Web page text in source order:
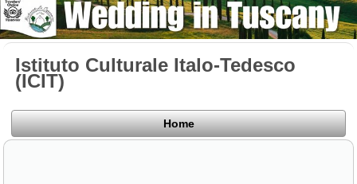
Istituto Culturale Italo-Tedesco
(ICIT)
Home